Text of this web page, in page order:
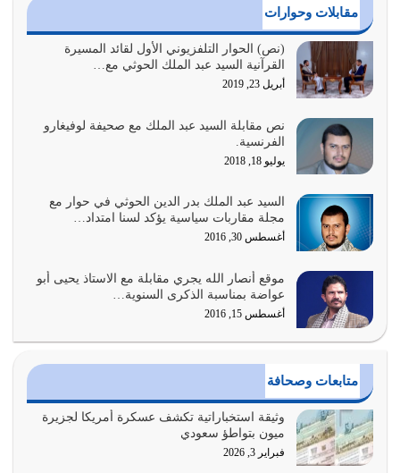
أغسطس 2, 2026
السبب الرئيسي لشقاء الأمة الابتعاد عن كتاب الله والتعدي
لحدود الله بالإضافات للدين
أغسطس 1, 2026
أبرز أسباب الشقاء هو الإعراض عن ذكر الله وعن هدى الله
المتمثل في القرآن الكريم
يوليو 31, 2026
أولياء الشيطان كلما كانوا أكثر ولاءً وطاعة للشيطان كلما كانوا
أكثر ضعفاً
يوليو 30, 2026
وعد الله تعالى من يُقتل في سبيله بالحياة الأبدية والرزق
والاستبشار والنجاة والخلود في…
يوليو 29, 2026
القرآن الكريم هو أهم مصدر لمعرفة رسول الله معرفة سيرته
معرفة شخصيته معرفة عظمته
يوليو 28, 2026
هل نحن من الصالحين؟ قيِّم نفسك هنا اترك القرآن على أصله
وأعرض نفسك، وأعرض ما لديك على…
مقابلات وحوارات
(نص) الحوار التلفزيوني الأول لقائد المسيرة
القرآنية السيد عبد الملك الحوثي مع…
أبريل 23, 2019
نص مقابلة السيد عبد الملك مع صحيفة لوفيغارو
الفرنسية.
يوليو 18, 2018
السيد عبد الملك بدر الدين الحوثي في حوار مع
مجلة مقاربات سياسية يؤكد لسنا امتداد…
أغسطس 30, 2016
موقع أنصار الله يجري مقابلة مع الاستاذ يحيى أبو
عواضة بمناسبة الذكرى السنوية…
أغسطس 15, 2016
متابعات وصحافة
وثيقة استخباراتية تكشف عسكرة أمريكا لجزيرة
ميون بتواطؤ سعودي
فبراير 3, 2026